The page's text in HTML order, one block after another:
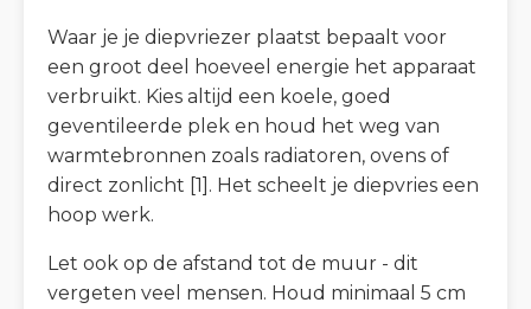
Waar je je diepvriezer plaatst bepaalt voor
een groot deel hoeveel energie het apparaat
verbruikt. Kies altijd een koele, goed
geventileerde plek en houd het weg van
warmtebronnen zoals radiatoren, ovens of
direct zonlicht [1]. Het scheelt je diepvries een
hoop werk.
Let ook op de afstand tot de muur - dit
vergeten veel mensen. Houd minimaal 5 cm